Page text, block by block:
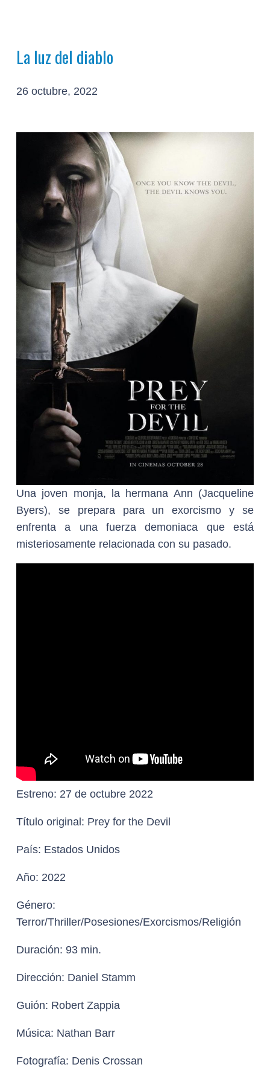
La luz del diablo
26 octubre, 2022
Una joven monja, la hermana Ann (Jacqueline
Byers), se prepara para un exorcismo y se
enfrenta a una fuerza demoniaca que está
misteriosamente relacionada con su pasado.
Estreno: 27 de octubre 2022
Título original: Prey for the Devil
País: Estados Unidos
Año: 2022
Género:
Terror/Thriller/Posesiones/Exorcismos/Religión
Duración: 93 min.
Dirección: Daniel Stamm
Guión: Robert Zappia
Música: Nathan Barr
Fotografía: Denis Crossan